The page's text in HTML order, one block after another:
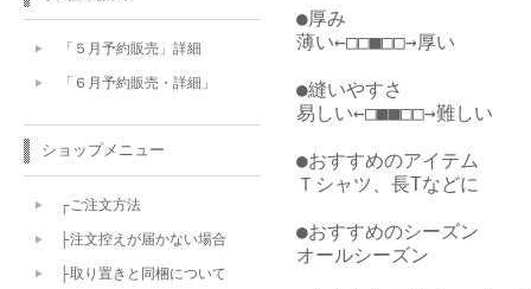
●厚み
薄い←□□■□□→厚い
●縫いやすさ
易しい←□■■□□→難しい
●おすすめのアイテム
Ｔシャツ、長Tなどに
●おすすめのシーズン
オールシーズン
「５月予約販売」詳細
「６月予約販売・詳細」
ショップメニュー
┌ご注文方法
├注文控えが届かない場合
├取り置きと同梱について